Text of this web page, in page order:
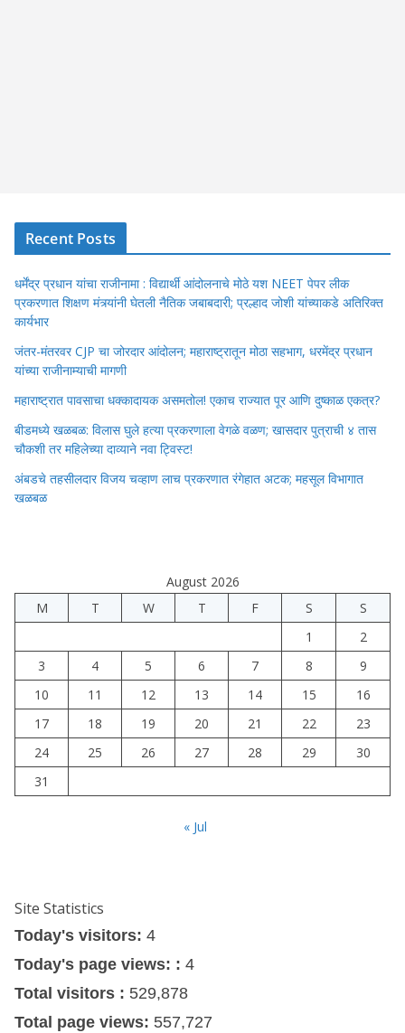
Recent Posts
धर्मेंद्र प्रधान यांचा राजीनामा : विद्यार्थी आंदोलनाचे मोठे यश NEET पेपर लीक
प्रकरणात शिक्षण मंत्र्यांनी घेतली नैतिक जबाबदारी; प्रल्हाद जोशी यांच्याकडे अतिरिक्त
कार्यभार
जंतर-मंतरवर CJP चा जोरदार आंदोलन; महाराष्ट्रातून मोठा सहभाग, धरमेंद्र प्रधान
यांच्या राजीनाम्याची मागणी
महाराष्ट्रात पावसाचा धक्कादायक असमतोल! एकाच राज्यात पूर आणि दुष्काळ एकत्र?
बीडमध्ये खळबळ: विलास घुले हत्या प्रकरणाला वेगळे वळण; खासदार पुत्राची ४ तास
चौकशी तर महिलेच्या दाव्याने नवा ट्विस्ट!
अंबडचे तहसीलदार विजय चव्हाण लाच प्रकरणात रंगेहात अटक; महसूल विभागात
खळबळ
August 2026
M
T W T F S
S
1
2
3
4 5 6 7 8
9
10
11 12 13 14 15
16
17
18 19 20 21 22
23
24
25 26 27 28 29
30
31
« Jul
Site Statistics
Today's visitors: 4
Today's page views: : 4
Total visitors : 529,878
Total page views: 557,727